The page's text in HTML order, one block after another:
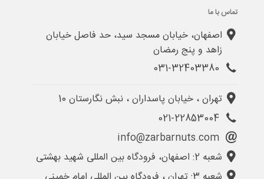
تماس با ما
اصفهان، خیابان مسجد سید، حد فاصل خیابان
زاهد و پنج رمضان
تهران ، خیابان پاسداران ، نبش نگارستان 10
شعبه 2: اصفهان، فرودگاه بین المللی شهید بهشتی